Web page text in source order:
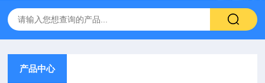
产品中心